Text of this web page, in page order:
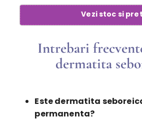
Vezi stoc si pret
Intrebari
dermatita
Este dermatita
permanenta?